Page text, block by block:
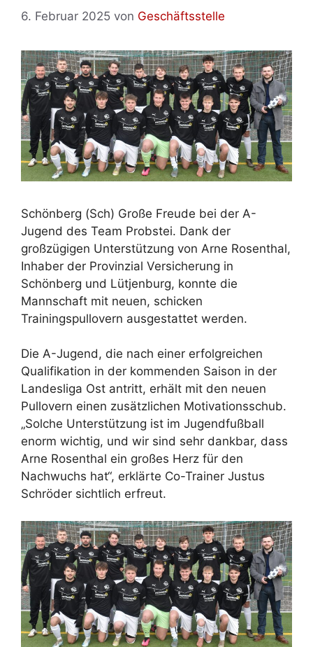
6. Februar 2025 von Geschäftsstelle
Schönberg (Sch) Große Freude bei der A-
Jugend des Team Probstei. Dank der
großzügigen Unterstützung von Arne Rosenthal,
Inhaber der Provinzial Versicherung in
Schönberg und Lütjenburg, konnte die
Mannschaft mit neuen, schicken
Trainingspullovern ausgestattet werden.
Die A-Jugend, die nach einer erfolgreichen
Qualifikation in der kommenden Saison in der
Landesliga Ost antritt, erhält mit den neuen
Pullovern einen zusätzlichen Motivationsschub.
„Solche Unterstützung ist im Jugendfußball
enorm wichtig, und wir sind sehr dankbar, dass
Arne Rosenthal ein großes Herz für den
Nachwuchs hat“, erklärte Co-Trainer Justus
Schröder sichtlich erfreut.